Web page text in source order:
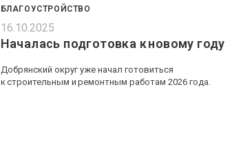
БЛАГОУСТРОЙСТВО
16.10.2025
Началась подготовка к новому году
Добрянский округ уже начал готовиться
к строительным и ремонтным работам 2026 года.